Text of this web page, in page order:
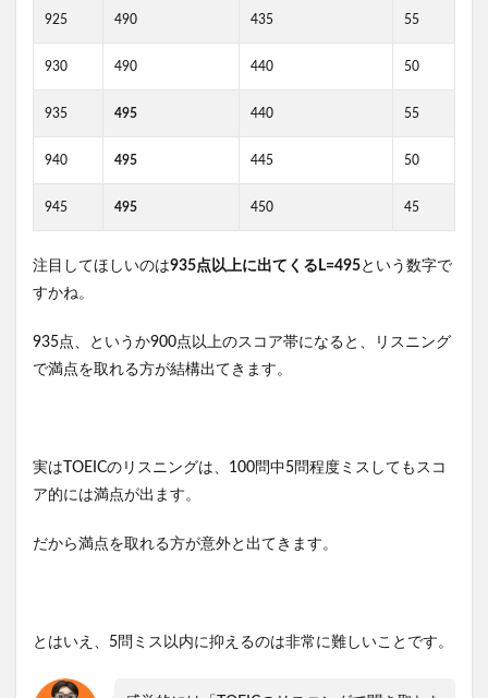
925 490 435 55
930 490 440 50
935 495 440 55
940 495 445 50
945 495 450 45
注目してほしいのは935点以上に出てくるL=495という数字で
すかね。
935点、というか900点以上のスコア帯になると、リスニング
で満点を取れる方が結構出てきます。
実はTOEICのリスニングは、100問中5問程度ミスしてもスコ
ア的には満点が出ます。
だから満点を取れる方が意外と出てきます。
とはいえ、5問ミス以内に抑えるのは非常に難しいことです。